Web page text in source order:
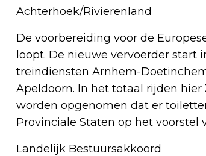
Achterhoek/Rivierenland
De voorbereiding voor de
loopt. De nieuwe vervoerder start
treindiensten Arnhem-
Apeldoorn. In het totaal rijden
worden opgenomen dat er
Provinciale Staten op het voorstel
Landelijk Bestuursakkoord